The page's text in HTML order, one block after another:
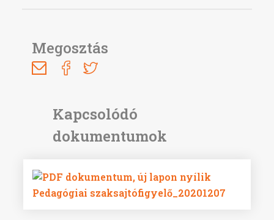
Megosztás
Pedagógiai szaksajtófigyelő_20201207